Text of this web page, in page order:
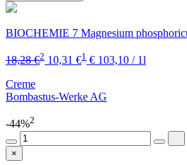
BIOCHEMIE 7 Magnesium
18,28 €2 10,31 €1 € 103,10 / 1l
Creme
Bombastus-Werke AG
-44%2
×